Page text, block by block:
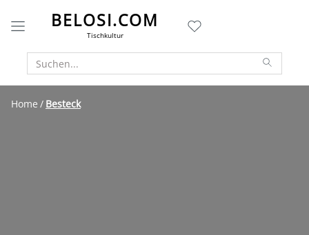
BELOSI.COM
Tischkultur
Home Besteck